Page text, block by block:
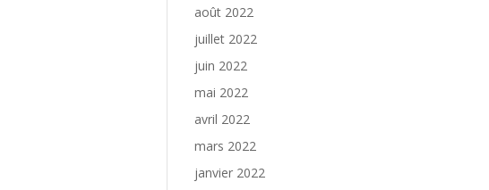
août 2022
juillet 2022
juin 2022
mai 2022
avril 2022
mars 2022
janvier 2022